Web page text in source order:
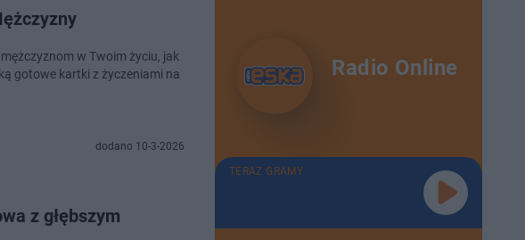
w Twoim życiu, jak
gotowe kartki z życzeniami na
dodano 10-3-2026
z głębszym
Radio Online
TERAZ GRAMY